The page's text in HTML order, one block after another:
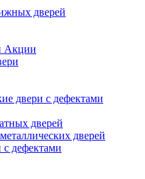
дверей
Акции
двери с дефектами
дверей
дверей
с дефектами